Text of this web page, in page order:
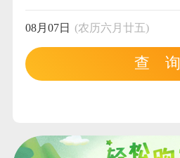
08月07日 (农历六月廿五)
查 询